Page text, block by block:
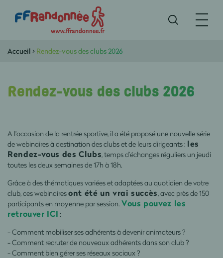
Accueil > Rendez-vous des clubs 2026
Rendez-vous des clubs 2026
A l'occasion de la rentrée sportive, il a été proposé une nouvelle série
de webinaires à destination des clubs et de leurs dirigeants : les
Rendez-vous des Clubs, temps d’échanges réguliers un jeudi
toutes les deux semaines de 17h à 18h.
Grâce à des thématiques variées et adaptées au quotidien de votre
club, ces webinairesont été un vrai succès, avec près de 150
participants en moyenne par session. Vous pouvez les
retrouver ICI :
- Comment mobiliser ses adhérents à devenir animateurs ?
- Comment recruter de nouveaux adhérents dans son club ?
- Comment bien gérer ses réseaux sociaux ?